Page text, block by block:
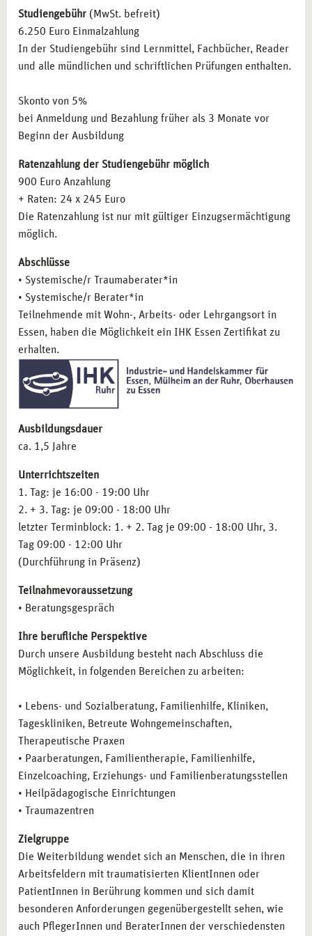
traumatherapeutischen Verfahren.
Traumasensible Kommunikation:
der Arbeit mit traumatisierten Menschen und deren
Umfeld.
Bewältigung akuter Traumata und längerfristiger
psychischer Belastungen.
Supervision und Fallarbeit:
FÜR WEN IST DIE AUSBILDUNG IN LEIPZIG
GEEIGNET?
Diese Ausbildung richtet sich an Fachkräfte und
für:
Sozialarbeiter und Pädagogen: Fachkräfte, die in
sozialen Einrichtungen und mit traumatisierten
Personen arbeiten.
Psychologische Berater und Coaches:Personen, die sich
auf die Beratung und Unterstützung traumatisierter
Menschen spezialisieren möchten.
Therapeuten und Heilpraktiker für Psychotherapie:
Führungskräfte im sozialen Bereich:
in psychosozialen Einrichtungen und Beratungsstellen.
Quereinsteiger mit therapeutischem Interesse:
Personen, die eine fundierte Ausbildung in der
systemischen Traumaberatung anstreben.
BERUFLICHE MÖGLICHKEITEN NACH IHRER
AUSBILDUNG IN LEIPZIG
vielseitige Karrieremöglichkeiten. Nutzen Sie Ihre
Fachkenntnisse in folgenden Bereichen:
Traumazentren und sozialen Einrichtungen.
Therapie und Präventionsarbeit:Unterstützung von
Betroffenen in psychosozialen Zentren und Kliniken.
Weiterbildung und Schulung:Durchführung von
Workshops und Schulungen zur Traumabewältigung.
Selbstständigkeit:Aufbau einer eigenen Praxis für
systemische Traumaberatung.
bestimmten Therapieformen oder Zielgruppen.
IHRE QUALIFIKATION DURCH DIE
AUSBILDUNG IN LEIPZIG
Mit erfolgreichem Abschluss der Ausbildung erhalten Sie:
Reddemann
Traumabehandlung in der tiefenpsychologischen
fundierten Psychotherapie
Therapeutische Strategien und Intervention in den
EMDR – Eye Movement Desensitization and
Reprocessing
Körperorientierte Traumatherapie Somatic
Experiencing (SE)
Die Bausteine der traumatherapeutischen Arbeit
Sicherheit schaffen, Aufbau an Ressourcen
Stabilität aufbauen, Umgang mit Intrusionen und
Übererregung
Integration der traumatischen Erfahrung erreichen
Spezielle Gesprächsführung in der Traumatologie und
der Krisenintervention, Krise und Flucht
Notfälle und Kriseninterventionen
Familienberatung
Traumatisierung von Kindern und Jugendlichen,
rechtliche Grundlagen
Sexueller Missbrauch und sexuelle Misshandlung
Spezielle Dynamiken traumatischer Ereignisse in
Re-Traumatisierung im Alter, Umgang mit starken
Traumatherapeutische Methoden der Einzelarbeit
Psychohygiene
Praxistraining, Fallbeispiele und Supervision
Inhalte der Ausbildung Systemische Beratung
Studiengebühr (MwSt. befreit)
6.250 Euro Einmalzahlung
In der Studiengebühr sind Lernmittel, Fachbücher, Reader
und alle mündlichen und schriftlichen Prüfungen enthalten.
Skonto von 5%
bei Anmeldung und Bezahlung früher als 3 Monate vor
Beginn der Ausbildung
Ratenzahlung der Studiengebühr möglich
900 Euro Anzahlung
+ Raten: 24 x 245 Euro
Die Ratenzahlung ist nur mit gültiger Einzugsermächtigung
möglich.
Abschlüsse
• Systemische/r Traumaberater*in
• Systemische/r Berater*in
Teilnehmende mit Wohn-, Arbeits- oder Lehrgangsort in
Essen, haben die Möglichkeit ein IHK Essen Zertifikat zu
erhalten.
Ausbildungsdauer
ca. 1,5 Jahre
Unterrichtszeiten
1. Tag: je 16:00 - 19:00 Uhr
2. + 3. Tag: je 09:00 - 18:00 Uhr
letzter Terminblock: 1. + 2. Tag je 09:00 - 18:00 Uhr, 3.
Tag 09:00 - 12:00 Uhr
(Durchführung in Präsenz)
Teilnahmevoraussetzung
• Beratungsgespräch
Ihre berufliche Perspektive
Durch unsere Ausbildung besteht nach Abschluss die
Möglichkeit, in folgenden Bereichen zu arbeiten:
• Lebens- und Sozialberatung, Familienhilfe, Kliniken,
Tageskliniken, Betreute Wohngemeinschaften,
Therapeutische Praxen
• Paarberatungen, Familientherapie, Familienhilfe,
Einzelcoaching, Erziehungs- und Familienberatungsstellen
• Heilpädagogische Einrichtungen
• Traumazentren
Zielgruppe
Die Weiterbildung wendet sich an Menschen, die in ihren
Arbeitsfeldern mit traumatisierten KlientInnen oder
PatientInnen in Berührung kommen und sich damit
besonderen Anforderungen gegenübergestellt sehen, wie
auch PflegerInnen und BeraterInnen der verschiedensten